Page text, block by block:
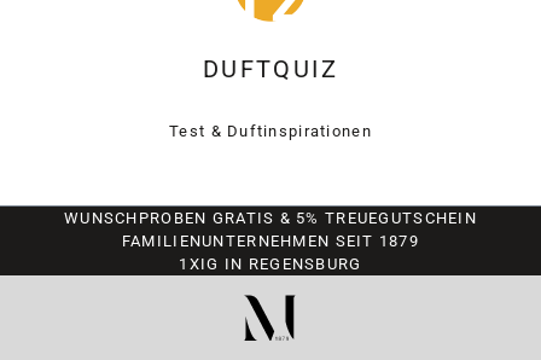
DUFTQUIZ
Test & Duftinspirationen
WUNSCHPROBEN GRATIS & 5% TREUEGUTSCHEIN
FAMILIENUNTERNEHMEN SEIT 1879
1XIG IN REGENSBURG